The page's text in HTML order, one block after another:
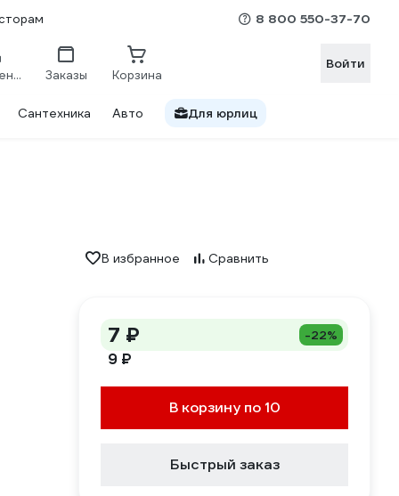
8 800 550-37-70
Сравнение Заказы Корзина
Войти
Сантехника Авто Для юрлиц
В избранное Сравнить
7 ₽ -22%
9 ₽
В корзину по 10
Быстрый заказ